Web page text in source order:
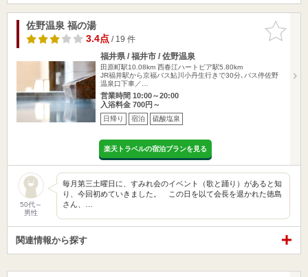
お気に入
りに追加
佐野温泉 福の湯
3.4点/ 19 件
福井県 / 福井市 / 佐野温泉
田原町駅10.08km 西春江ハートピア駅5.80km
JR福井駅から京福バス鮎川小丹生行きで30分､バス停佐野
温泉口下車／…
営業時間 10:00～20:00
入浴料金 700円～
日帰り 宿泊 硫酸塩泉
楽天トラベルの宿泊プランを見る
50代～
男性
毎月第三土曜日に、すみれ会のイベント（歌と踊り）があると知
り、今回初めていきました。 この日を以て会長を退かれた徳島
さん、…
関連情報から探す